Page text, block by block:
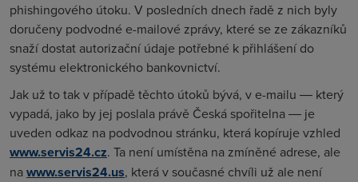
phishingového útoku. V posledních dnech řadě z nich byly
doručeny podvodné e-mailové zprávy, které se ze zákazníků
snaží dostat autorizační údaje potřebné k přihlášení do
systému elektronického bankovnictví.
Jak už to tak v případě těchto útoků bývá, v e-mailu ― který
vypadá, jako by jej poslala právě Česká spořitelna ― je
uveden odkaz na podvodnou stránku, která kopíruje vzhled
www.servis24.cz. Ta není umístěna na zmíněné adrese, ale
nawww.servis24.us, která v současné chvíli už ale není